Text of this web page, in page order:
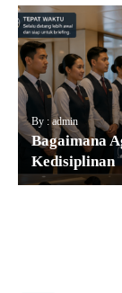
By : admin
Bagaimana
Kedisiplinan